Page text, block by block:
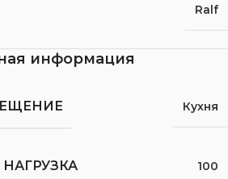
Ralf
информация
Кухня
100